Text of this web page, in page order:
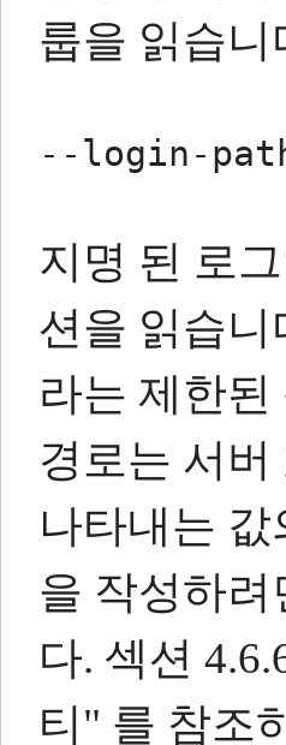
룹을 읽습니
--login-
지명 된 로
션을 읽습니
라는 제한
경로는 서
나타내는
을 작성하려
다. 섹션
티" 를 참조